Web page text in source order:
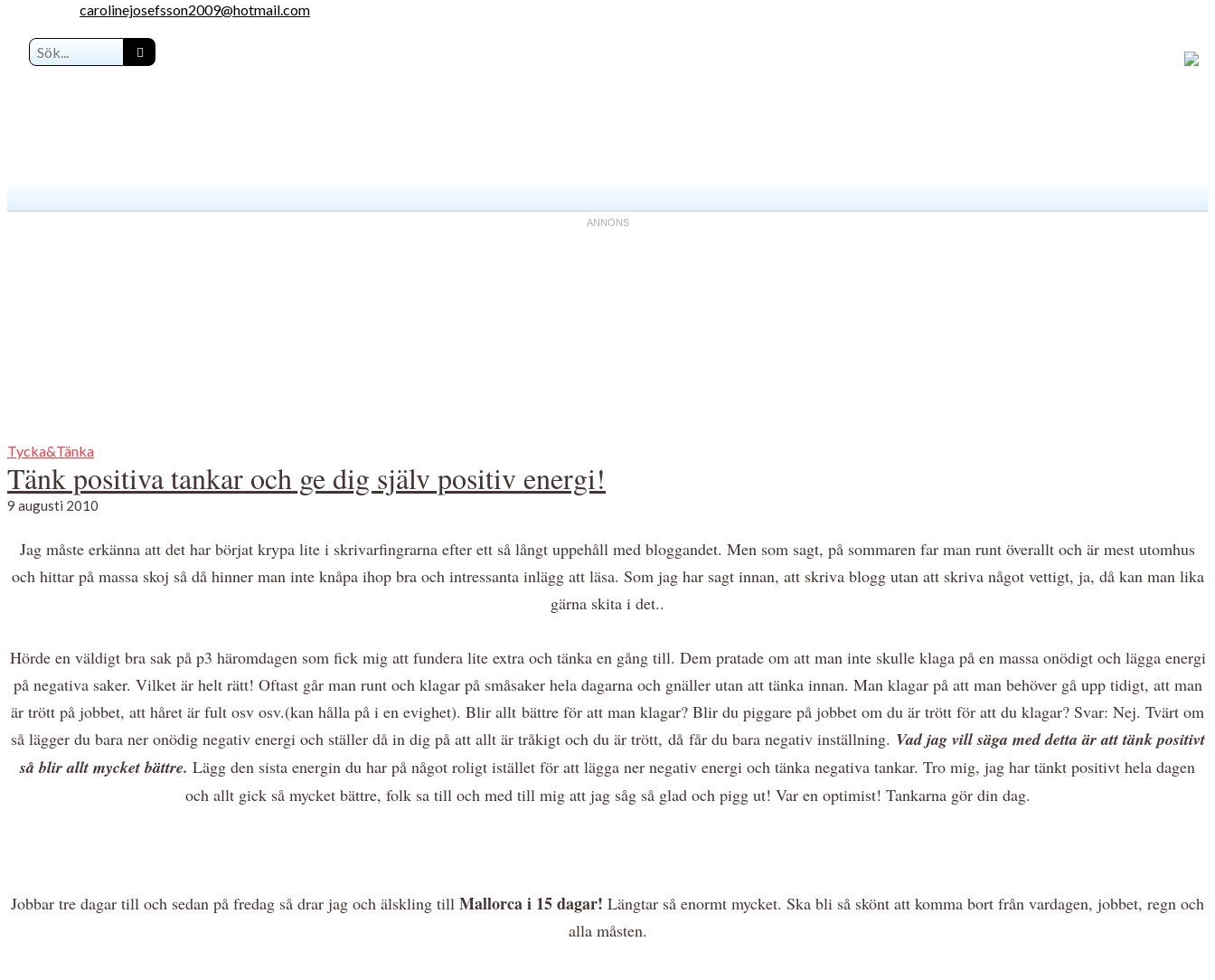
carolinejosefsson2009@hotmail.com
Tycka&Tänka
Tänk positiva tankar och ge dig själv positiv energi!
9 augusti 2010
Jag måste erkänna att det har börjat krypa lite i skrivarfingrarna efter ett så långt uppehåll med bloggandet. Men som sagt, på sommaren far man runt överallt och är mest utomhus
och hittar på massa skoj så då hinner man inte knåpa ihop bra och intressanta inlägg att läsa. Som jag har sagt innan, att skriva blogg utan att skriva något vettigt, ja, då kan man lika
gärna skita i det..
Hörde en väldigt bra sak på p3 häromdagen som fick mig att fundera lite extra och tänka en gång till. Dem pratade om att man inte skulle klaga på en massa onödigt och lägga energi
på negativa saker. Vilket är helt rätt! Oftast går man runt och klagar på småsaker hela dagarna och gnäller utan att tänka innan. Man klagar på att man behöver gå upp tidigt, att man
är trött på jobbet, att håret är fult osv osv.(kan hålla på i en evighet). Blir allt bättre för att man klagar? Blir du piggare på jobbet om du är trött för att du klagar? Svar: Nej. Tvärt om
så lägger du bara ner onödig negativ energi och ställer då in dig på att allt är tråkigt och du är trött, då får du bara negativ inställning. Vad jag vill säga med detta är att tänk positivt
så blir allt mycket bättre. Lägg den sista energin du har på något roligt istället för att lägga ner negativ energi och tänka negativa tankar. Tro mig, jag har tänkt positivt hela dagen
och allt gick så mycket bättre, folk sa till och med till mig att jag såg så glad och pigg ut! Var en optimist! Tankarna gör din dag.
Jobbar tre dagar till och sedan på fredag så drar jag och älskling till Mallorca i 15 dagar! Längtar så enormt mycket. Ska bli så skönt att komma bort från vardagen, jobbet, regn och
alla måsten.